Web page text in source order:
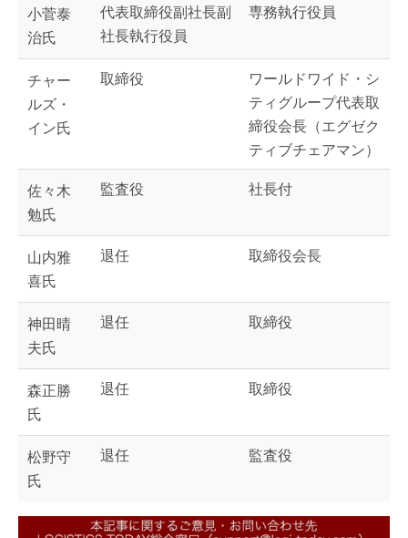
小菅泰
治氏
代表取締役副社長副
社長執行役員
専務執行役員
チャー
ルズ・
イン氏
取締役
ワールドワイド・シ
ティグループ代表取
締役会長（エグゼク
ティブチェアマン）
佐々木
勉氏
監査役 社長付
山内雅
喜氏
退任 取締役会長
神田晴
夫氏
退任 取締役
森正勝
氏
退任 取締役
松野守
氏
退任 監査役